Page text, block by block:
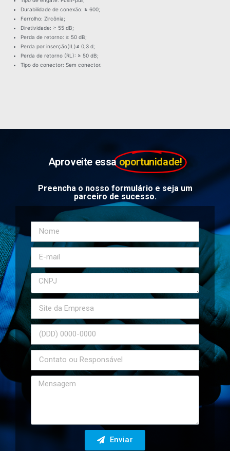
Durabilidade de conexão: ≥ 600;
Ferrolho: Zircônia;
Diretividade: ≥ 55 dB;
Perda de retorno: ≥ 50 dB;
Perda por inserção(IL)≤ 0,3 d;
Perda de retorno (RL): ≥ 50 dB;
Tipo do conector: Sem conector.
Aproveite essa oportunidade!
Preencha o nosso formulário e seja um
parceiro de sucesso.
Enviar